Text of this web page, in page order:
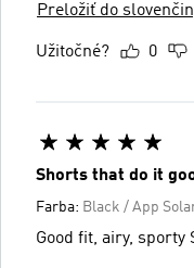
Preložiť do
Užitočné? 0
Shorts that do it
Farba: Black / App